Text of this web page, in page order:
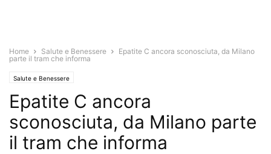
Home Salute e Benessere
Epatite C ancora sconosciuta, da Milano
parte il tram che informa
Salute e Benessere
Epatite C ancora
sconosciuta, da Milano parte
il tram che informa